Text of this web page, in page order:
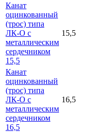
Канат
оцинкованный
(трос) типа
ЛК-О с
металлическим
сердечником
15,5
15,5
Канат
оцинкованный
(трос) типа
ЛК-О с
металлическим
сердечником
16,5
16,5